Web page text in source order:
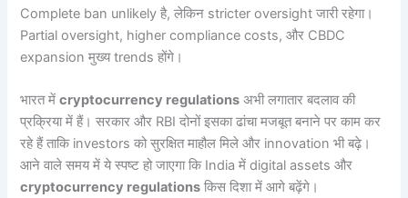
Complete ban unlikely है, लेकिन stricter oversight जारी रहेगा।
Partial oversight, higher compliance costs, और CBDC
expansion मुख्य trends होंगे।
भारत मेंcryptocurrency regulations अभी लगातार बदलाव की
प्रक्रिया में हैं। सरकार और RBI दोनों इसका ढांचा मजबूत बनाने पर काम कर
रहे हैं ताकि investors को सुरक्षित माहौल मिले और innovation भी बढ़े।
आने वाले समय में ये स्पष्ट हो जाएगा कि India में digital assets और
cryptocurrency regulations किस दिशा में आगे बढ़ेंगे।